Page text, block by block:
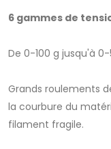
6 gammes de
De 0-100 g jusqu'à 0-
Grands roulements
la courbure du
filament fragile.